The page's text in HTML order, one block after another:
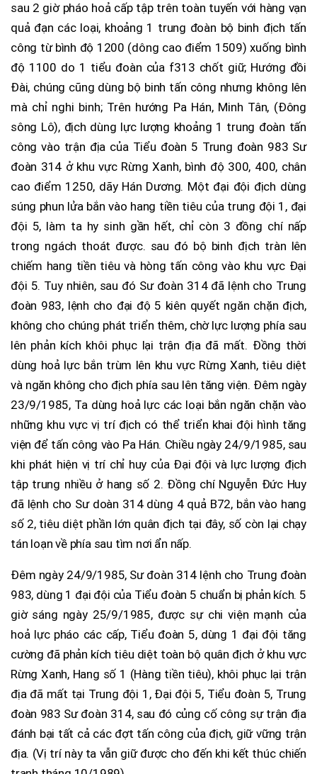
sau 2 giờ pháo hoả cấp tập trên toàn tuyến với hàng vạn
quả đạn các loại, khoảng 1 trung đoàn bộ binh địch tấn
công từ bình độ 1200 (dông cao điểm 1509) xuống bình
độ 1100 do 1 tiểu đoàn của f313 chốt giữ; Hướng đồi
Đài, chúng cũng dùng bộ binh tấn công nhưng không lên
mà chỉ nghi binh; Trên hướng Pa Hán, Minh Tân, (Đông
sông Lô), địch dùng lực lượng khoảng 1 trung đoàn tấn
công vào trận địa của Tiểu đoàn 5 Trung đoàn 983 Sư
đoàn 314 ở khu vực Rừng Xanh, bình độ 300, 400, chân
cao điểm 1250, dãy Hán Dương. Một đại đội địch dùng
súng phun lửa bắn vào hang tiền tiêu của trung đội 1, đại
đội 5, làm ta hy sinh gần hết, chỉ còn 3 đồng chí nấp
trong ngách thoát được. sau đó bộ binh địch tràn lên
chiếm hang tiền tiêu và hòng tấn công vào khu vực Đại
đội 5. Tuy nhiên, sau đó Sư đoàn 314 đã lệnh cho Trung
đoàn 983, lệnh cho đại độ 5 kiên quyết ngăn chặn địch,
không cho chúng phát triển thêm, chờ lực lượng phía sau
lên phản kích khôi phục lại trận địa đã mất. Đồng thời
dùng hoả lực bắn trùm lên khu vực Rừng Xanh, tiêu diệt
và ngăn không cho địch phía sau lên tăng viện. Đêm ngày
23/9/1985, Ta dùng hoả lực các loại bắn ngăn chặn vào
những khu vực vị trí địch có thể triển khai đội hình tăng
viện để tấn công vào Pa Hán. Chiều ngày 24/9/1985, sau
khi phát hiện vị trí chỉ huy của Đại đội và lực lượng địch
tập trung nhiều ở hang số 2. Đồng chí Nguyễn Đức Huy
đã lệnh cho Sư doàn 314 dùng 4 quả B72, bắn vào hang
số 2, tiêu diệt phần lớn quân địch tại đây, số còn lại chạy
tán loạn về phía sau tìm nơi ẩn nấp.
Đêm ngày 24/9/1985, Sư đoàn 314 lệnh cho Trung đoàn
983, dùng 1 đại đội của Tiểu đoàn 5 chuẩn bị phản kích. 5
giờ sáng ngày 25/9/1985, được sự chi viện mạnh của
hoả lực pháo các cấp, Tiểu đoàn 5, dùng 1 đại đội tăng
cường đã phản kích tiêu diệt toàn bộ quân địch ở khu vực
Rừng Xanh, Hang số 1 (Hàng tiền tiêu), khôi phục lại trận
địa đã mất tại Trung đội 1, Đại đội 5, Tiểu đoàn 5, Trung
đoàn 983 Sư đoàn 314, sau đó củng cố công sự trận địa
đánh bại tất cả các đợt tấn công của địch, giữ vững trận
địa. (Vị trí này ta vẫn giữ được cho đến khi kết thúc chiến